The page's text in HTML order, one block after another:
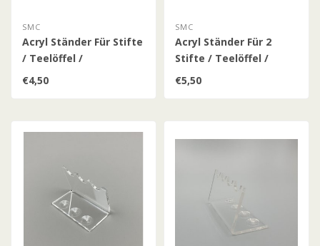
SMC
Acryl Ständer Für Stifte
/ Teelöffel /
Patronenhülsen (Klein)
€4,50
SMC
Acryl Ständer Für 2
Stifte / Teelöffel /
Patronenhülsen /
€5,50